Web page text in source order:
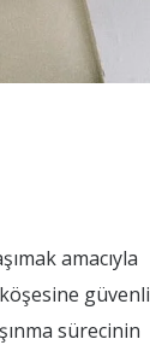
amacıyla
güvenli
sürecinin